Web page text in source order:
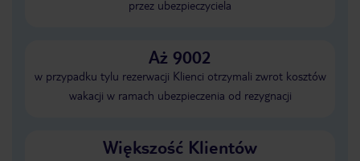
przez ubezpieczyciela
Aż 9002
w przypadku tylu rezerwacji Klienci otrzymali zwrot kosztów
wakacji w ramach ubezpieczenia od rezygnacji
Większość Klientów